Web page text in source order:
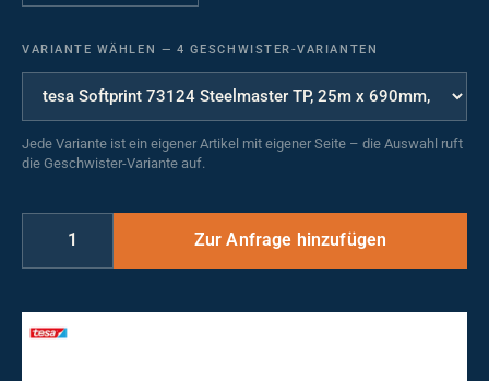
VARIANTE WÄHLEN — 4 GESCHWISTER-VARIANTEN
Jede Variante ist ein eigener Artikel mit eigener Seite – die Auswahl ruft
die Geschwister-Variante auf.